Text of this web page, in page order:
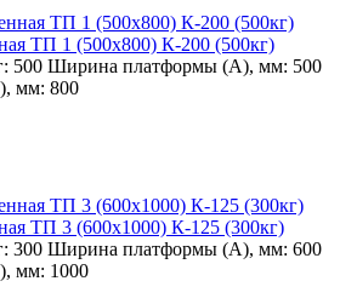
ТП 1 (500х800) К-200 (500кг)
500 Ширина платформы (А), мм: 500
мм: 800
ТП 3 (600х1000) К-125 (300кг)
300 Ширина платформы (А), мм: 600
мм: 1000